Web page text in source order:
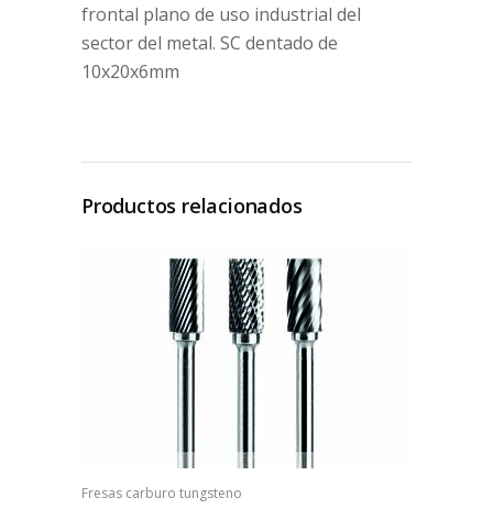
frontal plano de uso industrial del
sector del metal. SC dentado de
10x20x6mm
Productos relacionados
Fresas carburo tungsteno